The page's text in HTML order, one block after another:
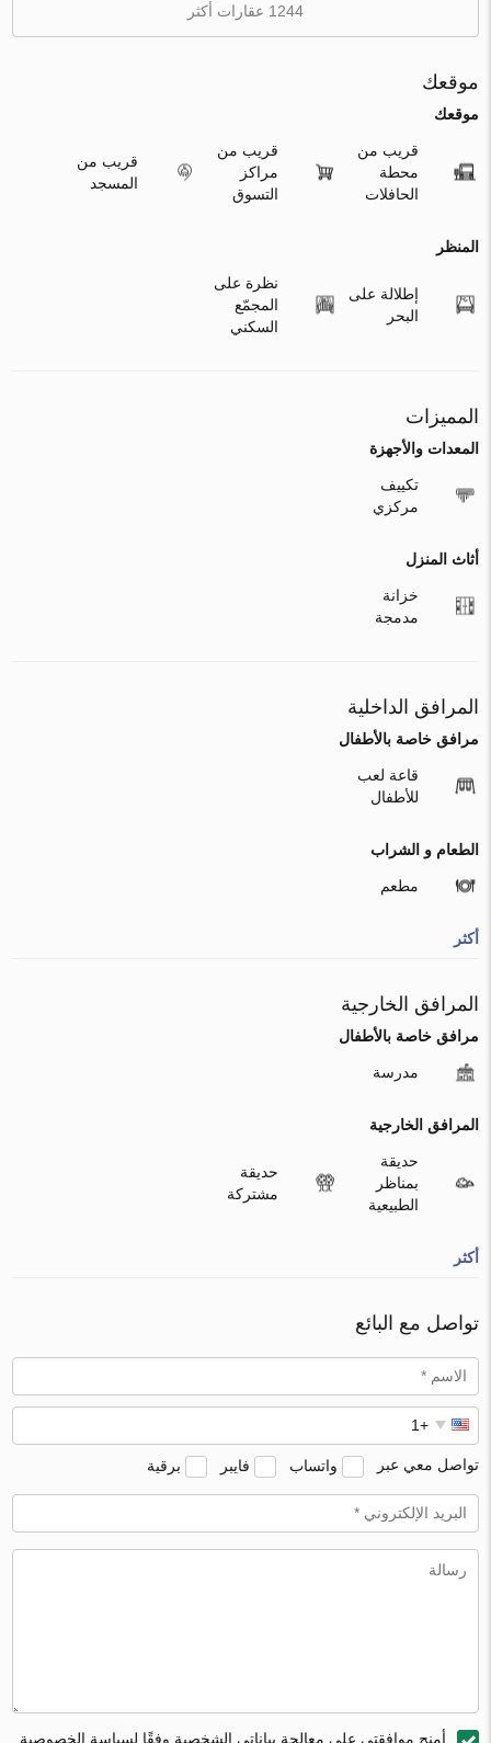
1244 عقارات أكثر
موقعك
موقعك
قريب من
محطة
الحافلات
قريب من
مراكز
التسوق
قريب من
المسجد
المنظر
إطلالة على
البحر
نظرة على
المجمّع
السكني
المميزات
المعدات والأجهزة
تكييف
مركزي
أثاث المنزل
خزانة
مدمجة
المرافق الداخلية
مرافق خاصة بالأطفال
قاعة لعب
للأطفال
الطعام و الشراب
مطعم
أكثر
المرافق الخارجية
مرافق خاصة بالأطفال
مدرسة
المرافق الخارجية
حديقة
بمناظر
الطبيعية
حديقة
مشتركة
أكثر
تواصل مع البائع
تواصل معي عبر واتساب فايبر برقية
أمنح موافقتي على معالجة بياناتي الشخصية وفقًا لسياسة الخصوصية